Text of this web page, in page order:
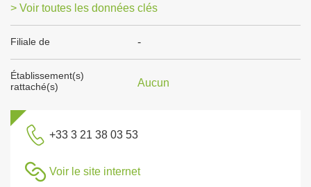
> Voir toutes les données clés
Filiale de -
Établissement(s)
rattaché(s)
Aucun
+33 3 21 38 03 53
Voir le site internet